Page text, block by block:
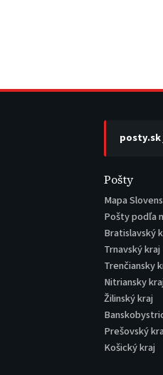
posty.sk
Pošty
Mapa
Pošty podľa
Bratislavský
Trnavský kraj
Trenčiansky
Nitriansky kraj
Žilinský kraj
Prešovský
Košický kraj